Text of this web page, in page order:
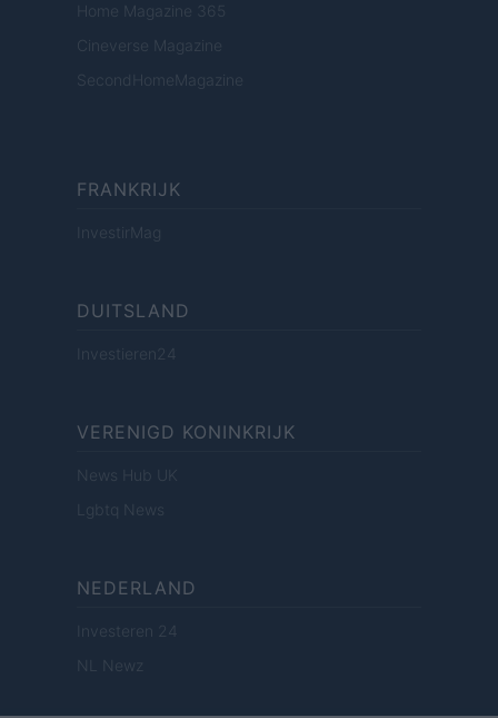
Home Magazine 365
Cineverse Magazine
SecondHomeMagazine
FRANKRIJK
InvestirMag
DUITSLAND
Investieren24
VERENIGD KONINKRIJK
News Hub UK
Lgbtq News
NEDERLAND
Investeren 24
NL Newz